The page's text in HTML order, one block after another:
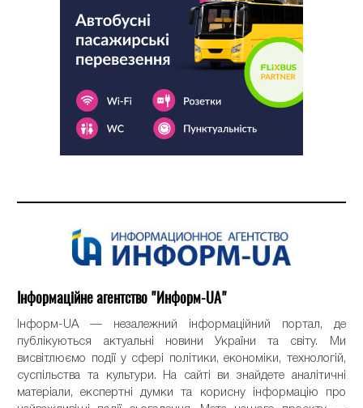
Інформаційне агентство "Информ-UA"
Інформ-UA — незалежний інформаційний портал, де
публікуються актуальні новини України та світу. Ми
висвітлюємо події у сфері політики, економіки, технологій,
суспільства та культури. На сайті ви знайдете аналітичні
матеріали, експертні думки та корисну інформацію про